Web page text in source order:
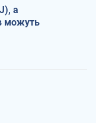
а
можуть